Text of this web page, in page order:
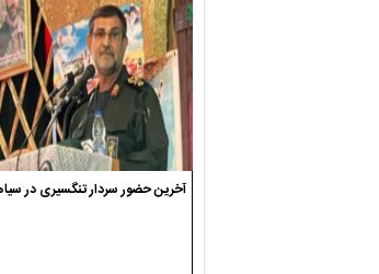
آخرین حضور سردار تنگسیری در